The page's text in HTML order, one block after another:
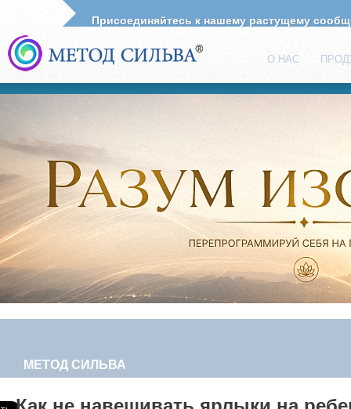
О НАС
Присоединяйтесь к нашему растущему
МЕТОД СИЛЬВА